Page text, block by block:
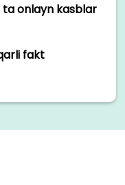
ta onlayn kasblar
fakt